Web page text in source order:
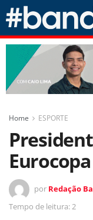
Home ESPORTE
por Redação
Tempo de leitura: 2